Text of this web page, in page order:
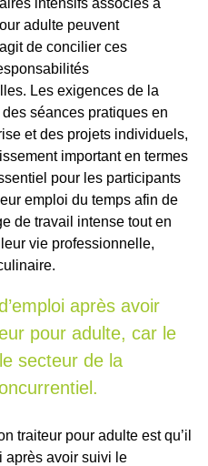
intensifs associés à
adulte peuvent
de concilier ces
Les exigences de la
séances pratiques en
et des projets individuels,
important en termes
pour les participants
emploi du temps afin de
de travail intense tout en
vie professionnelle,
après avoir
pour adulte, car le
secteur de la
traiteur pour adulte est qu’il
après avoir suivi le